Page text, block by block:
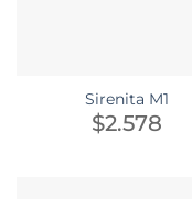
Sirenita M1
$2.578